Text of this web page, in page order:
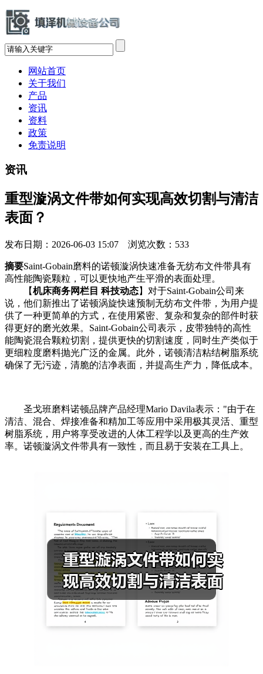
网站首页
关于我们
产品
资讯
资料
政策
免责说明
资讯
重型漩涡文件带如何实现高效切割与清洁
表面？
发布日期：2026-06-03 15:07 浏览次数： 533
摘要Saint-Gobain磨料的诺顿漩涡快速准备无纺布文件带具有
高性能陶瓷颗粒，可以更快地产生平滑的表面处理。
【机床商务网栏目 科技动态】对于Saint-Gobain公司来
说，他们新推出了诺顿涡旋快速预制无纺布文件带，为用户提
供了一种更简单的方式，在使用紧密、复杂和复杂的部件时获
得更好的磨光效果。Saint-Gobain公司表示，皮带独特的高性
能陶瓷混合颗粒切割，提供更快的切割速度，同时生产类似于
更细粒度磨料抛光广泛的金属。此外，诺顿清洁粘结树脂系统
确保了无污迹，清脆的洁净表面，并提高生产力，降低成本。
圣戈班磨料诺顿品牌产品经理Mario Davila表示："由于在
清洁、混合、焊接准备和精加工等应用中采用极其灵活、重型
树脂系统，用户将享受改进的人体工程学以及更高的生产效
率。诺顿漩涡文件带具有一致性，而且易于安装在工具上。